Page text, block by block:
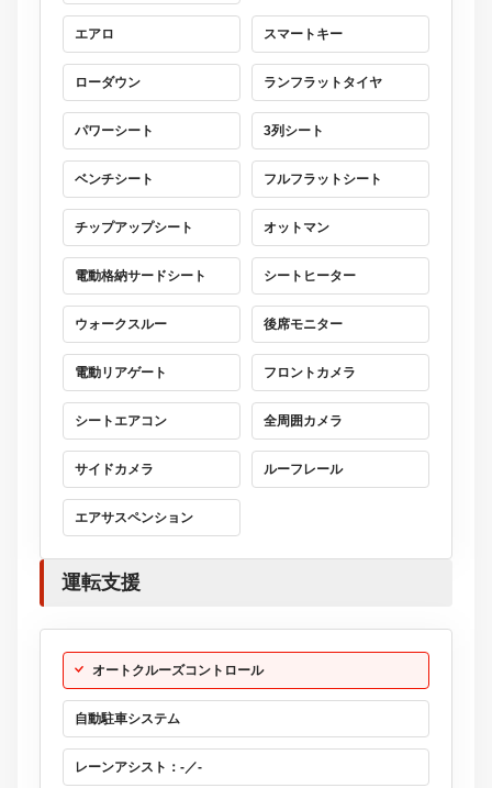
エアロ スマートキー
ローダウン ランフラットタイヤ
パワーシート 3列シート
ベンチシート フルフラットシート
チップアップシート オットマン
電動格納サードシート シートヒーター
ウォークスルー 後席モニター
電動リアゲート フロントカメラ
シートエアコン 全周囲カメラ
サイドカメラ ルーフレール
エアサスペンション
運転支援
オートクルーズコントロール
自動駐車システム
レーンアシスト：-／-